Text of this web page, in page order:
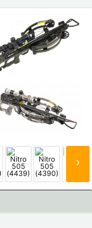
›
Frankreich |€
Kroatien |kn
Litauen |€
Schweden |kr
Slowakei |€
Spanien | €
Ungarn | Ft